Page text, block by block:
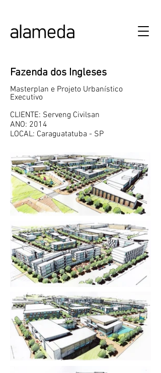
Fazenda dos Ingleses
Masterplan e Projeto Urbanístico
Executivo
CLIENTE: Serveng Civilsan
ANO: 2014
LOCAL: Caraguatatuba - SP